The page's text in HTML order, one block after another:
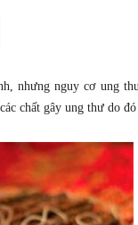
nhưng nguy cơ ung
chất gây ung thư do